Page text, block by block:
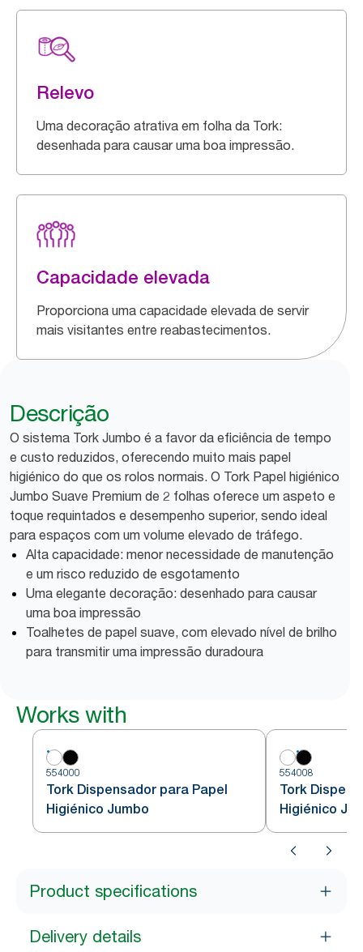
Relevo
Uma decoração atrativa em folha da Tork:
desenhada para causar uma boa impressão.
Capacidade elevada
Proporciona uma capacidade elevada de servir
mais visitantes entre reabastecimentos.
Descrição
O sistema Tork Jumbo é a favor da eficiência de tempo
e custo reduzidos, oferecendo muito mais papel
higiénico do que os rolos normais. O Tork Papel higiénico
Jumbo Suave Premium de 2 folhas oferece um aspeto e
toque requintados e desempenho superior, sendo ideal
para espaços com um volume elevado de tráfego.
Alta capacidade: menor necessidade de manutenção
e um risco reduzido de esgotamento
Uma elegante decoração: desenhado para causar
uma boa impressão
Toalhetes de papel suave, com elevado nível de brilho
para transmitir uma impressão duradoura
Works with
554000
Tork Dispensador para Papel
Higiénico Jumbo
554008
Tork
Higiénico
Product specifications
Delivery details